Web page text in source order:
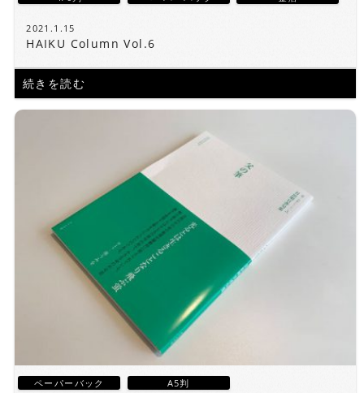
2021.1.15
HAIKU Column Vol.6
続きを読む
ペーパーバック A5判